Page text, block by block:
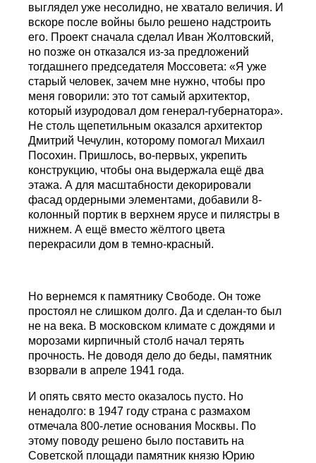
выглядел уже несолидно, не хватало величия. И
вскоре после войны было решено надстроить
его. Проект сначала сделал Иван Жолтовский,
но позже он отказался из-за предложений
тогдашнего председателя Моссовета: «Я уже
старый человек, зачем мне нужно, чтобы про
меня говорили: это тот самый архитектор,
который изуродовал дом генерал-губернатора».
Не столь щепетильным оказался архитектор
Дмитрий Чечулин, которому помогал Михаил
Посохин. Пришлось, во-первых, укрепить
конструкцию, чтобы она выдержала ещё два
этажа. А для масштабности декорировали
фасад ордерными элементами, добавили 8-
колонный портик в верхнем ярусе и пилястры в
нижнем. А ещё вместо жёлтого цвета
перекрасили дом в темно-красный.
Но вернемся к памятнику Свободе. Он тоже
простоял не слишком долго. Да и сделан-то был
не на века. В московском климате с дождями и
морозами кирпичный столб начал терять
прочность. Не доводя дело до беды, памятник
взорвали в апреле 1941 года.
И опять свято место оказалось пусто. Но
ненадолго: в 1947 году страна с размахом
отмечала 800-летие основания Москвы. По
этому поводу решено было поставить на
Советской площади памятник князю Юрию